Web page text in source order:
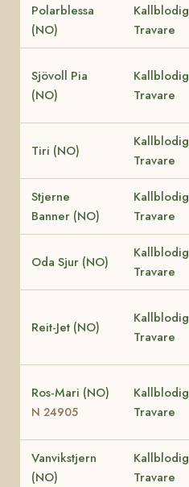
Polarblessa
(NO)
Kallblodig
Travare
Sjövoll Pia
(NO)
Kallblodig
Travare
Tiri (NO)
Kallblodig
Travare
Stjerne
Banner (NO)
Kallblodig
Travare
Oda Sjur (NO)
Kallblodig
Travare
Reit-Jet (NO)
Kallblodig
Travare
Ros-Mari (NO)
N 24905
Kallblodig
Travare
Vanvikstjern
(NO)
Kallblodig
Travare